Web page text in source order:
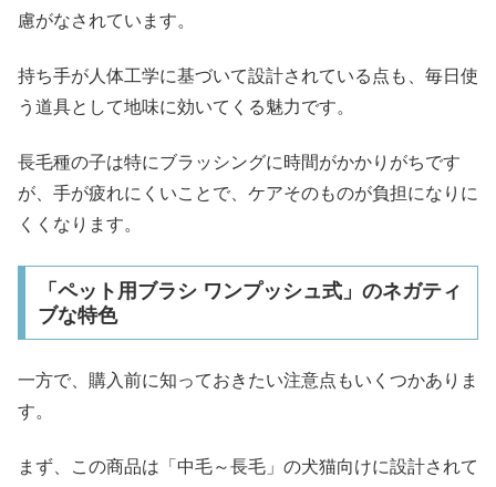
慮がなされています。
持ち手が人体工学に基づいて設計されている点も、毎日使
う道具として地味に効いてくる魅力です。
長毛種の子は特にブラッシングに時間がかかりがちです
が、手が疲れにくいことで、ケアそのものが負担になりに
くくなります。
「ペット用ブラシ ワンプッシュ式」のネガティ
ブな特色
一方で、購入前に知っておきたい注意点もいくつかありま
す。
まず、この商品は「中毛～長毛」の犬猫向けに設計されて